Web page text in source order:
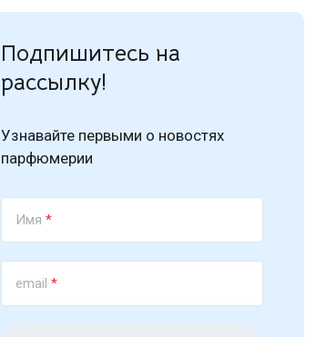
Подпишитесь на
рассылку!
Узнавайте первыми о новостях
парфюмерии
Имя *
email *